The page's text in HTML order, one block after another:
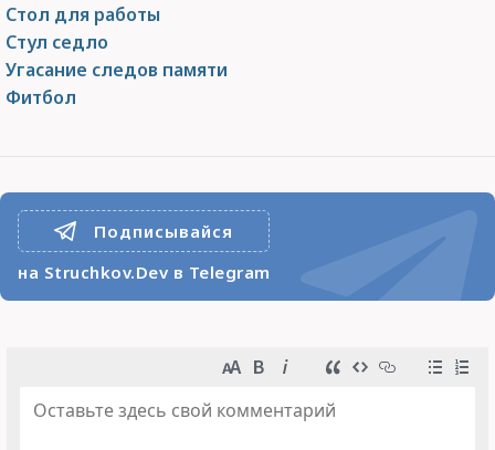
Стол для работы
Стул седло
Угасание следов памяти
Фитбол
Подписывайся
на Struchkov.Dev в Telegram